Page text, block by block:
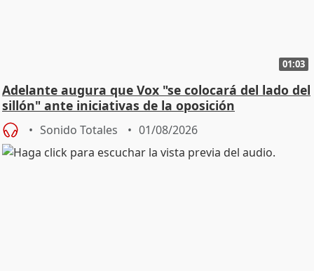
01:03
Adelante augura que Vox "se colocará del lado del
sillón" ante iniciativas de la oposición
Sonido Totales 01/08/2026